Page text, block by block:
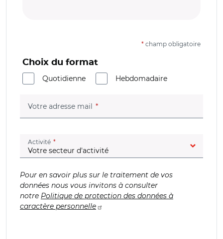
* champ obligatoire
Choix du format
Quotidienne
Hebdomadaire
Votre adresse mail (champ obligatoire)
Activité (champ obligatoire)
Pour en savoir plus sur le traitement de vos
données nous vous invitons à consulter
notre Politique de protection des données à
caractère personnelle